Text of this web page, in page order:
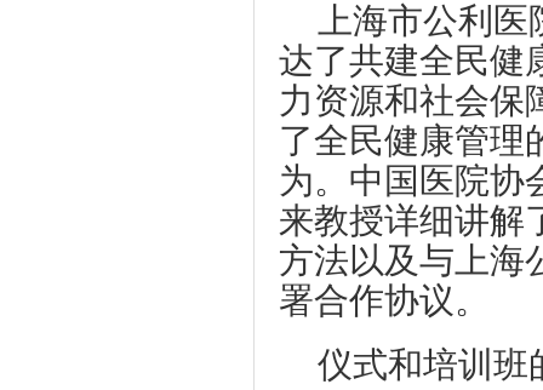
上海市公利
达了共建全民健
力资源和社会保
了全民健康管理
为。中国医院协
来教授详细讲解
方法以及与上海
署合作协议。
仪式和培训班